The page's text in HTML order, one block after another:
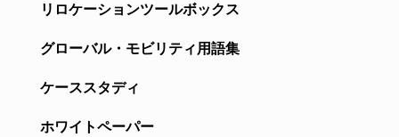
リロケーションツールボックス
グローバル・モビリティ用語集
ケーススタディ
ホワイトペーパー